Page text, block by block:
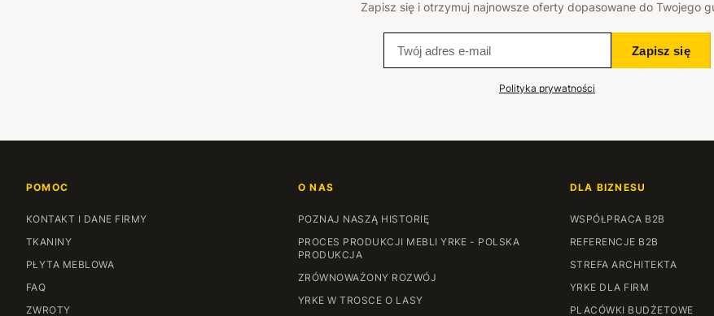
Zapisz się i otrzymuj najnowsze oferty dopasowane do Twojego
Zapisz się
Polityka prywatności
POMOC
KONTAKT I DANE FIRMY
TKANINY
PŁYTA MEBLOWA
FAQ
ZWROTY
O NAS
POZNAJ NASZĄ HISTORIĘ
PROCES PRODUKCJI MEBLI YRKE - POLSKA
PRODUKCJA
ZRÓWNOWAŻONY ROZWÓJ
YRKE W TROSCE O LASY
DLA BIZNESU
WSPÓŁPRACA B2B
REFERENCJE B2B
STREFA ARCHITEKTA
YRKE DLA FIRM
PLACÓWKI BUDŻETOWE